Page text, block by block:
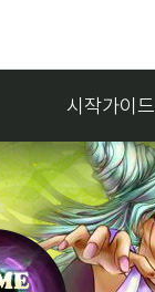
시작가이드